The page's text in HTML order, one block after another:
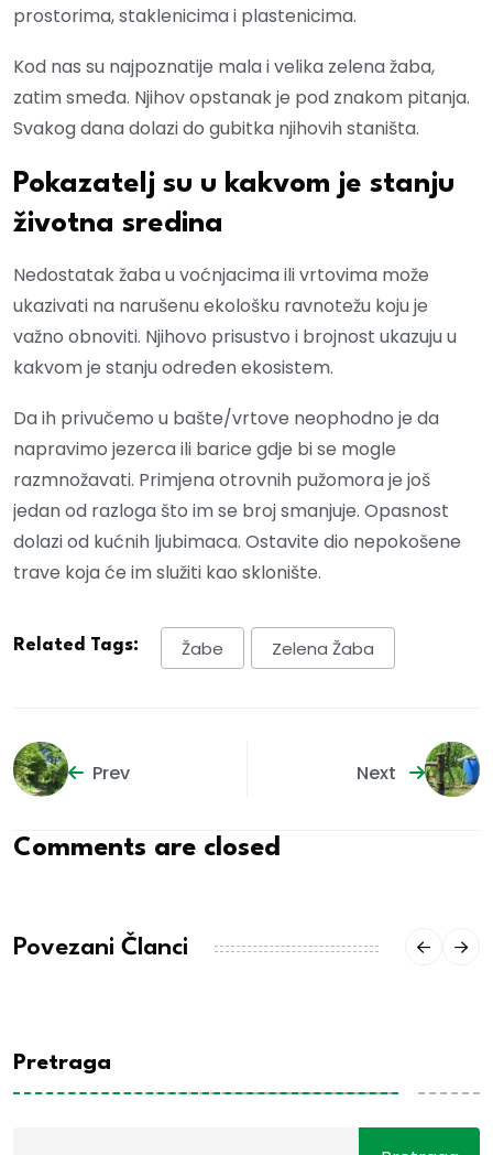
prostorima, staklenicima i plastenicima.
Kod nas su najpoznatije mala i velika zelena žaba,
zatim smeđa. Njihov opstanak je pod znakom pitanja.
Svakog dana dolazi do gubitka njihovih staništa.
Pokazatelj su u kakvom je stanju
životna sredina
Nedostatak žaba u voćnjacima ili vrtovima može
ukazivati na narušenu ekološku ravnotežu koju je
važno obnoviti. Njihovo prisustvo i brojnost ukazuju u
kakvom je stanju određen ekosistem.
Da ih privučemo u bašte/vrtove neophodno je da
napravimo jezerca ili barice gdje bi se mogle
razmnožavati. Primjena otrovnih pužomora je još
jedan od razloga što im se broj smanjuje. Opasnost
dolazi od kućnih ljubimaca. Ostavite dio nepokošene
trave koja će im služiti kao sklonište.
Related Tags: Žabe Zelena Žaba
Prev Next
Comments are closed
Povezani Članci
Pretraga